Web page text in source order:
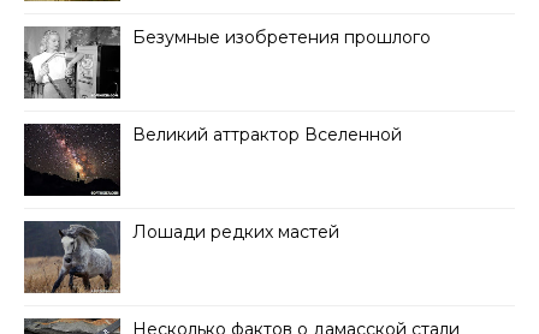
Безумные изобретения прошлого
Великий аттрактор Вселенной
Лошади редких мастей
Несколько фактов о дамасской стали